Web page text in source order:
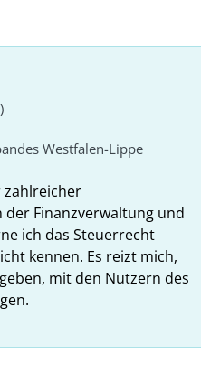
Westfalen-Lippe
Finanzverwaltung und
ich das Steuerrecht
kennen. Es reizt mich,
mit den Nutzern des